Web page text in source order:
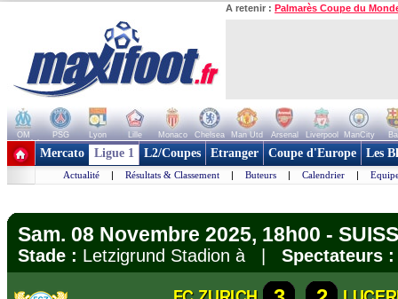
A retenir : Palmarès Coupe du
OM PSG Lyon Lille Monaco Chelsea Man Utd Arsenal Liverpool ManCity
+ de clubs
Mercato Ligue 1 L2/Coupes Etranger Coupe d'Europe Les
Actualité | Résultats & Classement | Buteurs | Calendrier |
Sam. 08 Novembre 2025, 18h00 -
Stade : Letzigrund Stadion à | Spectateurs :